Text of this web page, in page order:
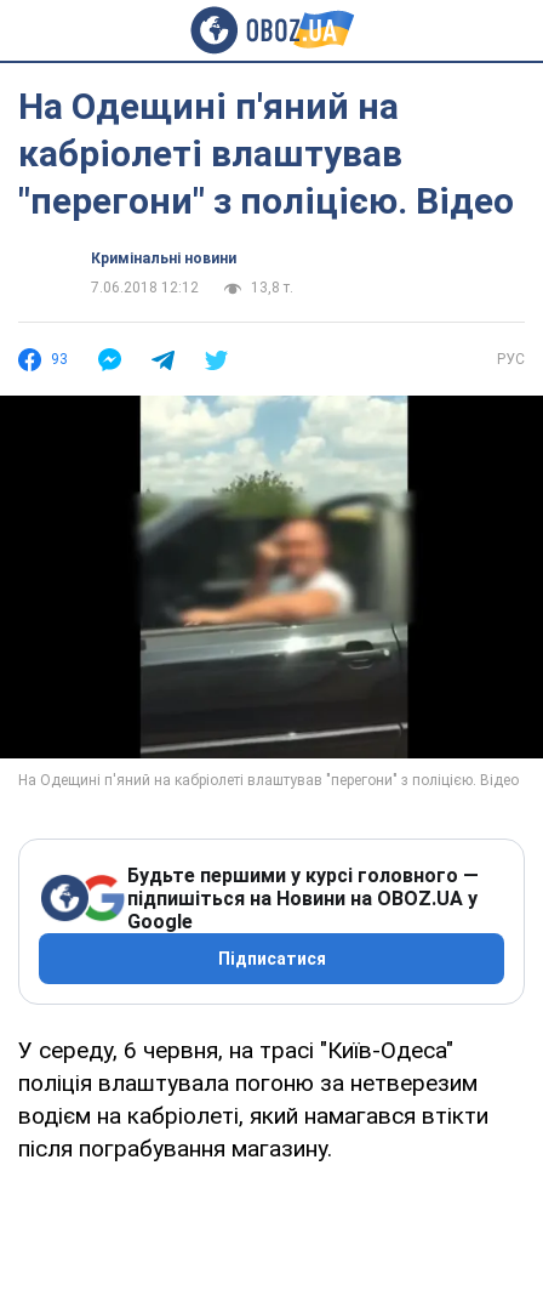
На Одещині п'яний на
кабріолеті влаштував
"перегони" з поліцією. Відео
Кримінальні новини
7.06.2018 12:12
13,8 т.
93 РУС
Будьте першими у курсі головного —
підпишіться на Новини на OBOZ.UA у
Google
Підписатися
У середу, 6 червня, на трасі "Київ-Одеса"
поліція влаштувала погоню за нетверезим
водієм на кабріолеті, який намагався втікти
після пограбування магазину.